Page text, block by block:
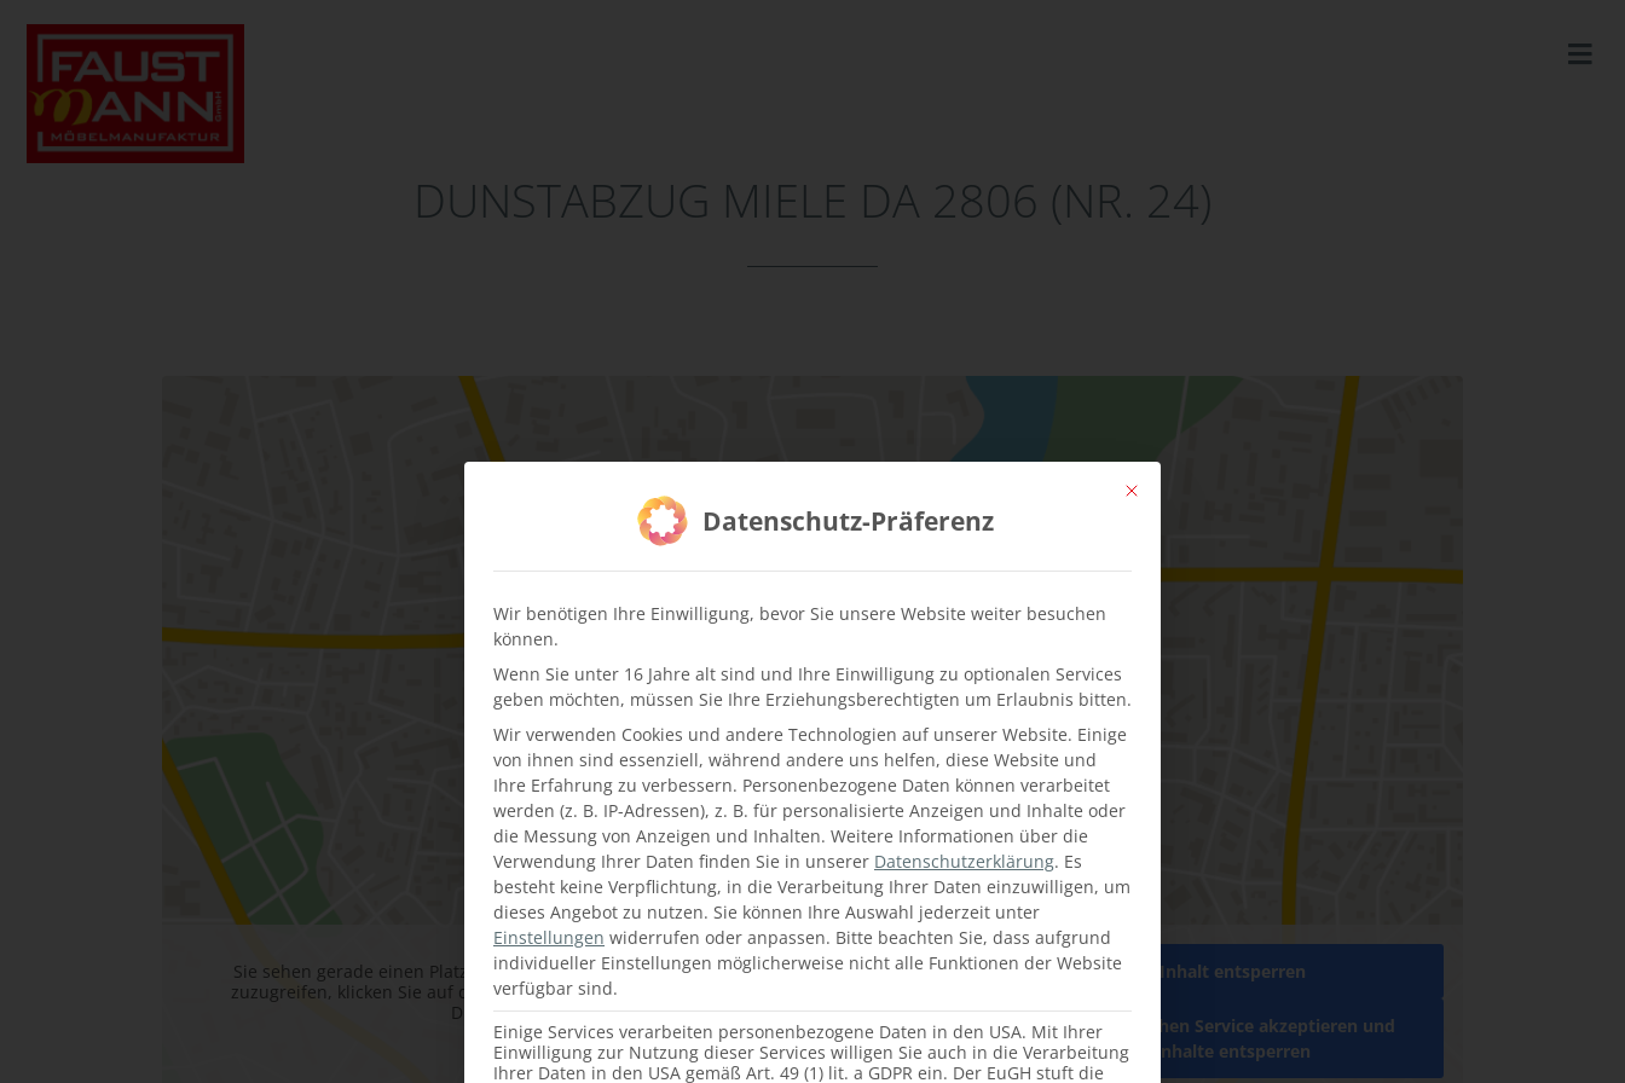
DUNSTABZUG MIELE DA 2806 (NR. 24)
Zu Besichtigen:
Sie sehen gerade einen Platzhalterinhalt von Google Maps. Um auf den eigentlichen Inhalt
zuzugreifen, klicken Sie auf die Schaltfläche unten. Bitte beachten Sie, dass dabei Daten an
Drittanbieter weitergegeben werden.
Mehr Informationen
Inhalt entsperren
Erforderlichen Service akzeptieren und
Inhalte entsperren
Mit diesem Button wird der Dialog geschlossen. Seine Funktionalität ist
Datenschutz-Präferenz
Wir benötigen Ihre Einwilligung, bevor Sie unsere Website weiter besuchen
können.
Wenn Sie unter 16 Jahre alt sind und Ihre Einwilligung zu optionalen Services
geben möchten, müssen Sie Ihre Erziehungsberechtigten um Erlaubnis bitten.
Wir verwenden Cookies und andere Technologien auf unserer Website. Einige
von ihnen sind essenziell, während andere uns helfen, diese Website und
Ihre Erfahrung zu verbessern. Personenbezogene Daten können verarbeitet
werden (z. B. IP-Adressen), z. B. für personalisierte Anzeigen und Inhalte oder
die Messung von Anzeigen und Inhalten. Weitere Informationen über die
Verwendung Ihrer Daten finden Sie in unserer Datenschutzerklärung. Es
besteht keine Verpflichtung, in die Verarbeitung Ihrer Daten einzuwilligen, um
dieses Angebot zu nutzen. Sie können Ihre Auswahl jederzeit unter
Einstellungen widerrufen oder anpassen. Bitte beachten Sie, dass aufgrund
individueller Einstellungen möglicherweise nicht alle Funktionen der Website
verfügbar sind.
Einige Services verarbeiten personenbezogene Daten in den USA. Mit Ihrer
Einwilligung zur Nutzung dieser Services willigen Sie auch in die Verarbeitung
Ihrer Daten in den USA gemäß Art. 49 (1) lit. a GDPR ein. Der EuGH stuft die